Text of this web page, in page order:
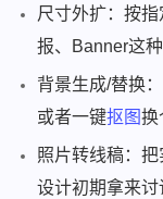
尺寸外扩：按
报、Banner这
背景生成/替换
或者一键抠图换
照片转线稿：把
设计初期拿来讨